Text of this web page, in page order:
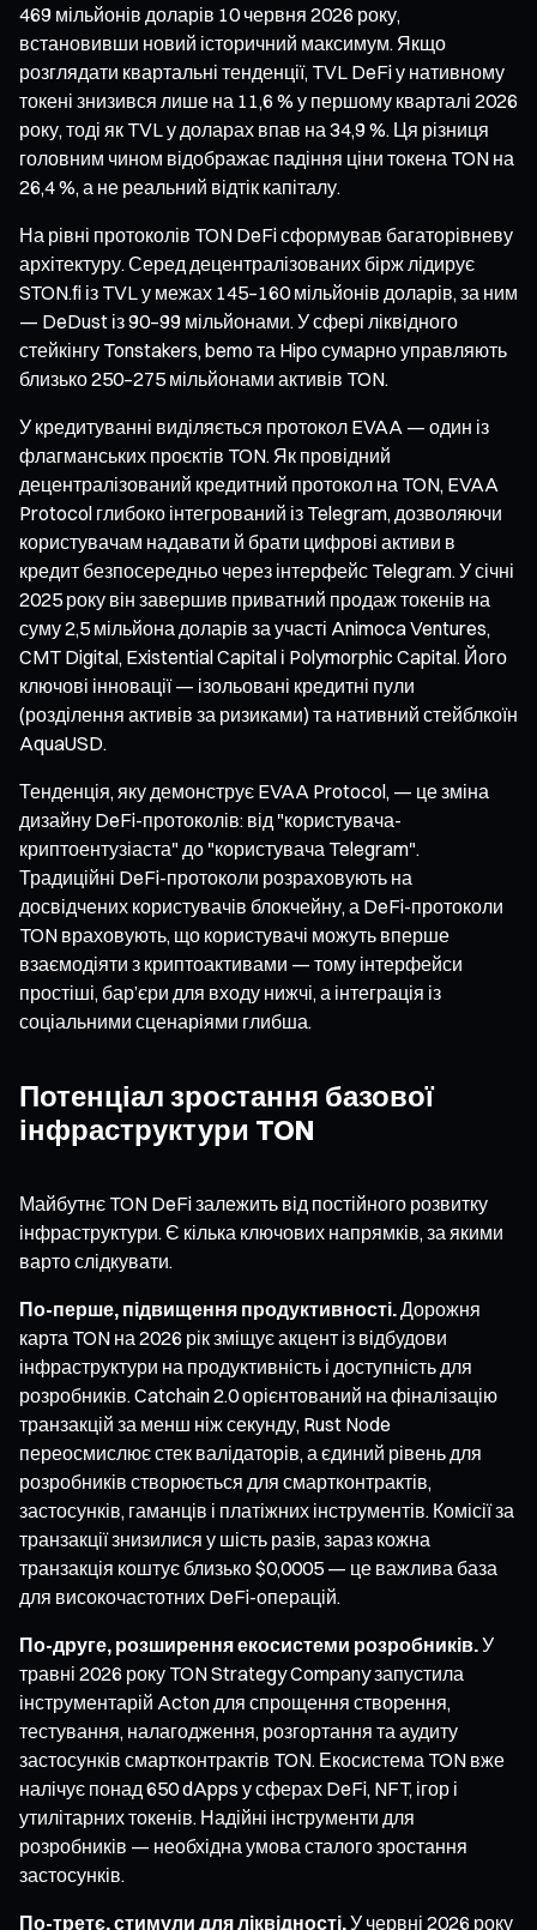
469 мільйонів доларів 10 червня 2026 року,
встановивши новий історичний максимум. Якщо
розглядати квартальні тенденції, TVL DeFi у нативному
токені знизився лише на 11,6 % у першому кварталі 2026
року, тоді як TVL у доларах впав на 34,9 %. Ця різниця
головним чином відображає падіння ціни токена TON на
26,4 %, а не реальний відтік капіталу.
На рівні протоколів TON DeFi сформував багаторівневу
архітектуру. Серед децентралізованих бірж лідирує
STON.fi із TVL у межах 145–160 мільйонів доларів, за ним
— DeDust із 90–99 мільйонами. У сфері ліквідного
стейкінгу Tonstakers, bemo та Hipo сумарно управляють
близько 250–275 мільйонами активів TON.
У кредитуванні виділяється протокол EVAA — один із
флагманських проєктів TON. Як провідний
децентралізований кредитний протокол на TON, EVAA
Protocol глибоко інтегрований із Telegram, дозволяючи
користувачам надавати й брати цифрові активи в
кредит безпосередньо через інтерфейс Telegram. У січні
2025 року він завершив приватний продаж токенів на
суму 2,5 мільйона доларів за участі Animoca Ventures,
CMT Digital, Existential Capital і Polymorphic Capital. Його
ключові інновації — ізольовані кредитні пули
(розділення активів за ризиками) та нативний стейблкоїн
AquaUSD.
Тенденція, яку демонструє EVAA Protocol, — це зміна
дизайну DeFi-протоколів: від "користувача-
криптоентузіаста" до "користувача Telegram".
Традиційні DeFi-протоколи розраховують на
досвідчених користувачів блокчейну, а DeFi-протоколи
TON враховують, що користувачі можуть вперше
взаємодіяти з криптоактивами — тому інтерфейси
простіші, бар’єри для входу нижчі, а інтеграція із
соціальними сценаріями глибша.
Потенціал зростання базової
інфраструктури TON
Майбутнє TON DeFi залежить від постійного розвитку
інфраструктури. Є кілька ключових напрямків, за якими
варто слідкувати.
По-перше, підвищення продуктивності.Дорожня
карта TON на 2026 рік зміщує акцент із відбудови
інфраструктури на продуктивність і доступність для
розробників. Catchain 2.0 орієнтований на фіналізацію
транзакцій за менш ніж секунду, Rust Node
переосмислює стек валідаторів, а єдиний рівень для
розробників створюється для смартконтрактів,
застосунків, гаманців і платіжних інструментів. Комісії за
транзакції знизилися у шість разів, зараз кожна
транзакція коштує близько $0,0005 — це важлива база
для високочастотних DeFi-операцій.
По-друге, розширення екосистеми розробників.У
травні 2026 року TON Strategy Company запустила
інструментарій Acton для спрощення створення,
тестування, налагодження, розгортання та аудиту
застосунків смартконтрактів TON. Екосистема TON вже
налічує понад 650 dApps у сферах DeFi, NFT, ігор і
утилітарних токенів. Надійні інструменти для
розробників — необхідна умова сталого зростання
застосунків.
По-третє, стимули для ліквідності.У червні 2026 року